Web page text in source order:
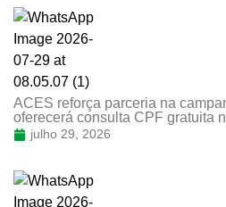
ACES reforça parceria na
oferecerá consulta CPF gratuita
julho 29, 2026